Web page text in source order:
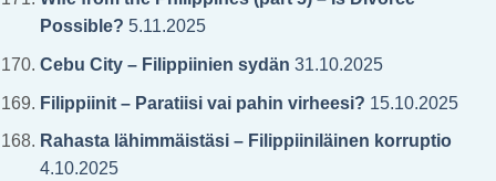
Possible? 5.11.2025
Cebu City – Filippiinien sydän 31.10.2025
Filippiinit – Paratiisi vai pahin virheesi? 15.10.2025
Rahasta lähimmäistäsi – Filippiiniläinen korruptio
4.10.2025